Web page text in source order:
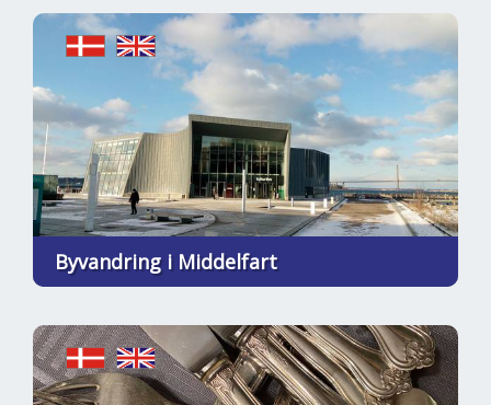
Byvandring i Middelfart